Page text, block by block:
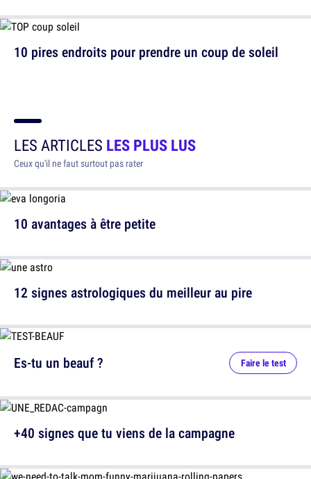
10 pires endroits pour prendre un coup de soleil
LES ARTICLES LES PLUS LUS
Ceux qu'il ne faut surtout pas rater
10 avantages à être petite
12 signes astrologiques du meilleur au pire
Es-tu un beauf ? Faire le test
+40 signes que tu viens de la campagne